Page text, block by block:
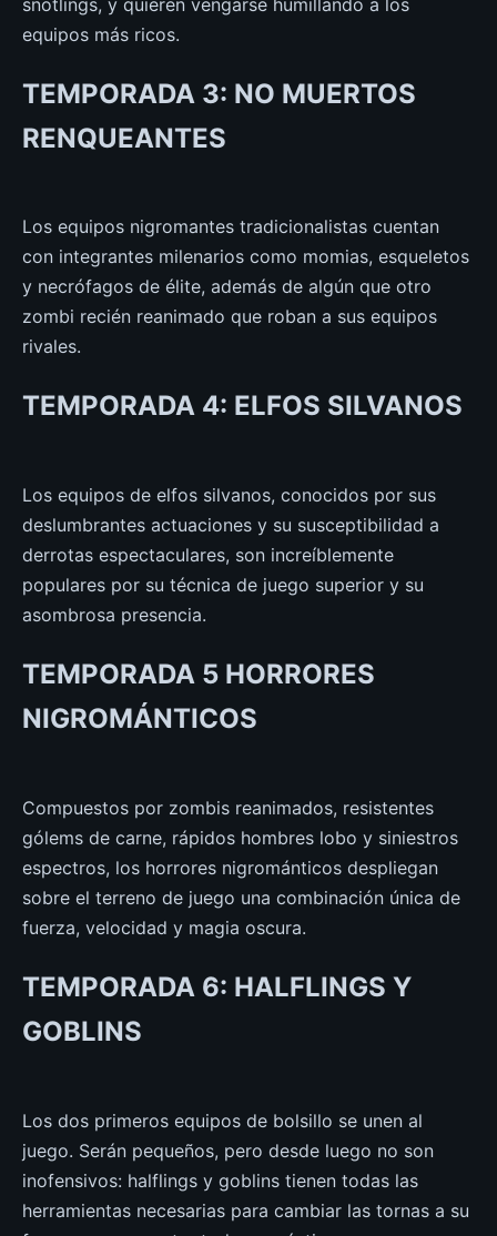
equipos más ricos.
TEMPORADA 3: NO MUERTOS
RENQUEANTES
Los equipos nigromantes tradicionalistas cuentan
con integrantes milenarios como momias, esqueletos
y necrófagos de élite, además de algún que otro
zombi recién reanimado que roban a sus equipos
rivales.
TEMPORADA 4: ELFOS SILVANOS
Los equipos de elfos silvanos, conocidos por sus
deslumbrantes actuaciones y su susceptibilidad a
derrotas espectaculares, son increíblemente
populares por su técnica de juego superior y su
asombrosa presencia.
TEMPORADA 5 HORRORES
NIGROMÁNTICOS
Compuestos por zombis reanimados, resistentes
gólems de carne, rápidos hombres lobo y siniestros
espectros, los horrores nigrománticos despliegan
sobre el terreno de juego una combinación única de
fuerza, velocidad y magia oscura.
TEMPORADA 6: HALFLINGS Y
GOBLINS
Los dos primeros equipos de bolsillo se unen al
juego. Serán pequeños, pero desde luego no son
inofensivos: halflings y goblins tienen todas las
herramientas necesarias para cambiar las tornas a su